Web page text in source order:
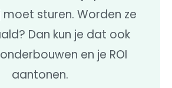
sturen. Worden ze
Dan kun je dat ook
en je ROI
aantonen.